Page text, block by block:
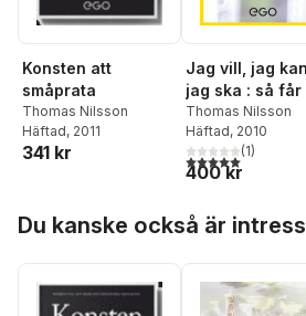
Konsten att
småprata
Thomas Nilsson
Häftad, 2011
341 kr
Jag vill, jag kan,
jag ska : så får
nytt fantastiskt
självförtroende
Thomas Nilsson
Häftad, 2010
5,0utav 5 stjärnor.
(1)
400 kr
Du kanske också är